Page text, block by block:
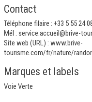
Contact
Téléphone filaire : +33 5 55 24
Mél : service.accueil@brive-
Site web (URL) : www.brive-
tourisme.com/fr/nature/
Marques et labels
Voie Verte